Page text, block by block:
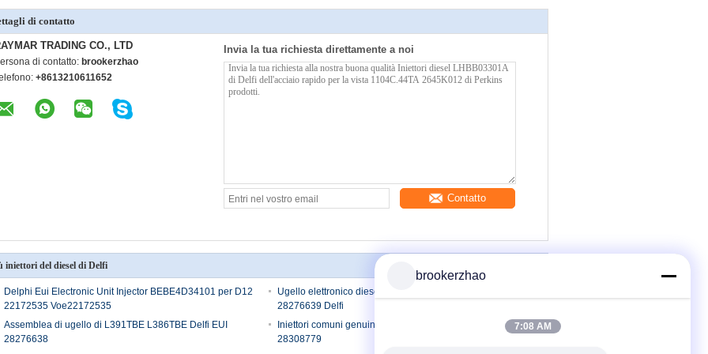
di contatto
TRADING CO., LTD
di contatto: brookerzhao
+8613210611652
Invia la tua richiesta direttamente a noi
Contatto
iniettori del diesel di Delfi
Delphi Eui Electronic Unit Injector BEBE4D34101 per D12
22172535 Voe22172535
Ugello elettronico diesel dell'iniettore dell'unità L393TBE
28276639 Delfi
Assemblea di ugello di L391TBE L386TBE Delfi EUI
28276638
Iniettori comuni genuini del diesel di Delfi della ferrovia
28308779
brookerzhao
7:08 AM